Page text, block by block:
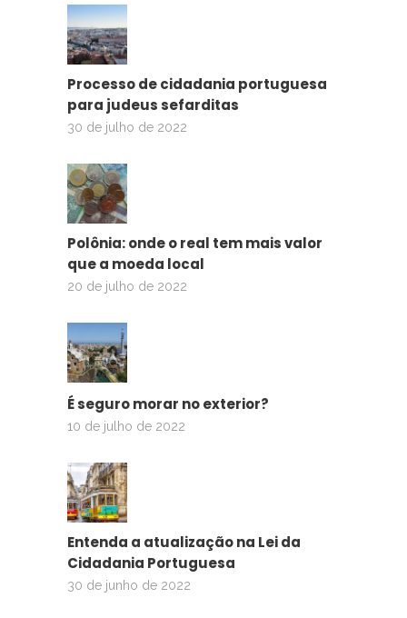
Processo de cidadania portuguesa
para judeus sefarditas
30 de julho de 2022
Polônia: onde o real tem mais valor
que a moeda local
20 de julho de 2022
É seguro morar no exterior?
10 de julho de 2022
Entenda a atualização na Lei da
Cidadania Portuguesa
30 de junho de 2022